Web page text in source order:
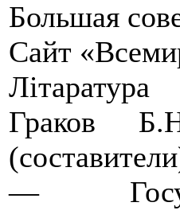
Большая
Сайт
Літаратура
Граков
—